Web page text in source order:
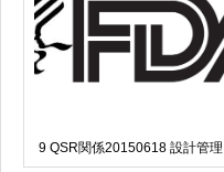
9 QSR関係20150618 設計管理